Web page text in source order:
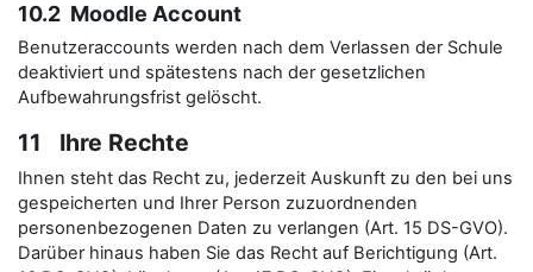
10.2 Moodle Account
Benutzeraccounts werden nach dem Verlassen der Schule
deaktiviert und spätestens nach der gesetzlichen
Aufbewahrungsfrist gelöscht.
11 Ihre Rechte
Ihnen steht das Recht zu, jederzeit Auskunft zu den bei uns
gespeicherten und Ihrer Person zuzuordnenden
personenbezogenen Daten zu verlangen (Art. 15 DS-GVO).
Darüber hinaus haben Sie das Recht auf Berichtigung (Art.